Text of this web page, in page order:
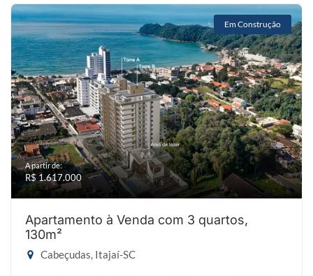
Em Construção
A partir de:
R$ 1.617.000
Apartamento à Venda com 3 quartos,
130m²
Cabeçudas, Itajaí-SC